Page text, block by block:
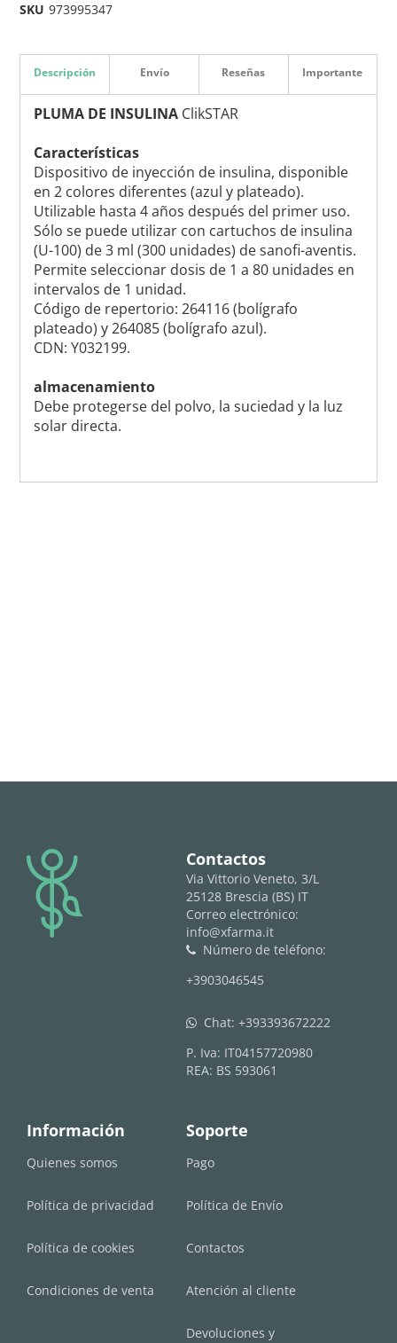
SKU 973995347
Descripción
PLUMA DE INSULINA ClikSTAR
Características
Dispositivo de inyección de insulina, disponible
en 2 colores diferentes (azul y plateado).
Utilizable hasta 4 años después del primer uso.
Sólo se puede utilizar con cartuchos de insulina
(U-100) de 3 ml (300 unidades) de sanofi-aventis.
Permite seleccionar dosis de 1 a 80 unidades en
intervalos de 1 unidad.
Código de repertorio: 264116 (bolígrafo
plateado) y 264085 (bolígrafo azul).
CDN: Y032199.
almacenamiento
Debe protegerse del polvo, la suciedad y la luz
solar directa.
Envío Reseñas Importante
logo Contactos
Via Vittorio Veneto, 3/L
25128 Brescia (BS) IT
Correo electrónico:
info@xfarma.it
phone
Número de teléfono:
+3903046545
whatsapp Chat: +393393672222
P. Iva: IT04157720980
REA: BS 593061
Información
Quienes somos
Política de privacidad
Política de cookies
Condiciones de venta
Soporte
Pago
Política de Envío
Contactos
Atención al cliente
Devoluciones y